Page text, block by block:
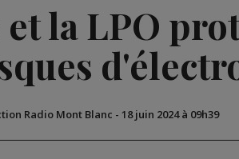
la LPO
Radio Mont Blanc - 18 juin 2024 à 09h39